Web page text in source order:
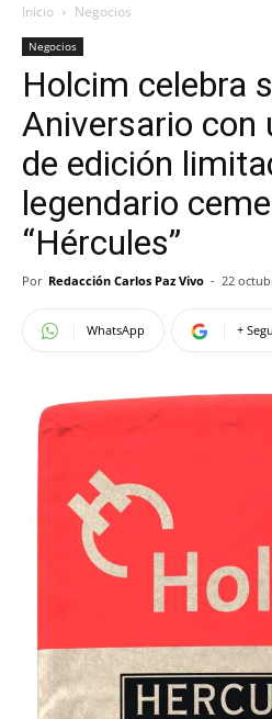
Inicio Negocios
Negocios
Holcim celebra
Aniversario con
de edición
legendario
“Hércules”
Por Redacción Carlos Paz Vivo - 22
WhatsApp +